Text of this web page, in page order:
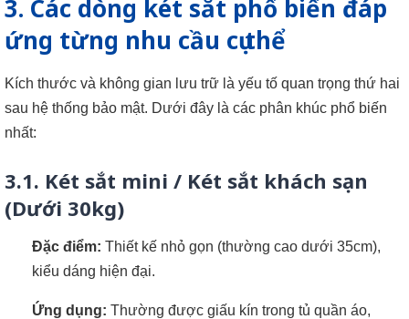
3. Các dòng két sắt phổ biến đáp
ứng từng nhu cầu cụ thể
Kích thước và không gian lưu trữ là yếu tố quan trọng thứ hai
sau hệ thống bảo mật. Dưới đây là các phân khúc phổ biến
nhất:
3.1. Két sắt mini / Két sắt khách sạn
(Dưới 30kg)
Đặc điểm: Thiết kế nhỏ gọn (thường cao dưới 35cm),
kiểu dáng hiện đại.
Ứng dụng: Thường được giấu kín trong tủ quần áo,